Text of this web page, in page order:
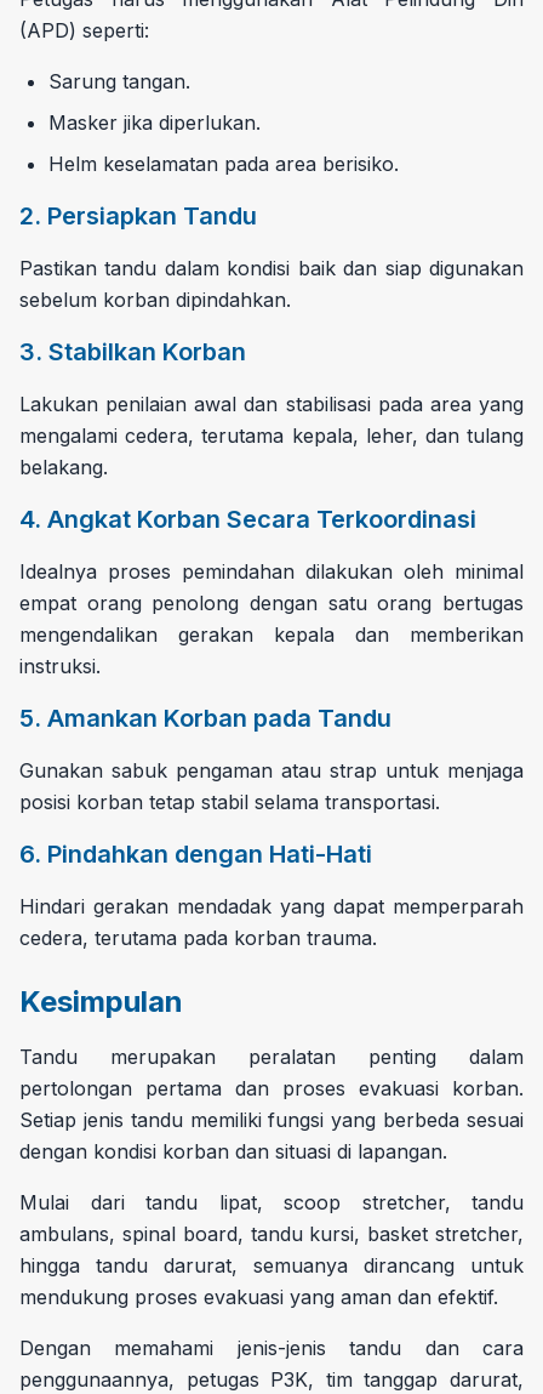
(APD) seperti:
Sarung tangan.
Masker jika diperlukan.
Helm keselamatan pada area berisiko.
2. Persiapkan Tandu
Pastikan tandu dalam kondisi baik dan siap digunakan
sebelum korban dipindahkan.
3. Stabilkan Korban
Lakukan penilaian awal dan stabilisasi pada area yang
mengalami cedera, terutama kepala, leher, dan tulang
belakang.
4. Angkat Korban Secara Terkoordinasi
Idealnya proses pemindahan dilakukan oleh minimal
empat orang penolong dengan satu orang bertugas
mengendalikan gerakan kepala dan memberikan
instruksi.
5. Amankan Korban pada Tandu
Gunakan sabuk pengaman atau strap untuk menjaga
posisi korban tetap stabil selama transportasi.
6. Pindahkan dengan Hati-Hati
Hindari gerakan mendadak yang dapat memperparah
cedera, terutama pada korban trauma.
Kesimpulan
Tandu merupakan peralatan penting dalam
pertolongan pertama dan proses evakuasi korban.
Setiap jenis tandu memiliki fungsi yang berbeda sesuai
dengan kondisi korban dan situasi di lapangan.
Mulai dari tandu lipat, scoop stretcher, tandu
ambulans, spinal board, tandu kursi, basket stretcher,
hingga tandu darurat, semuanya dirancang untuk
mendukung proses evakuasi yang aman dan efektif.
Dengan memahami jenis-jenis tandu dan cara
penggunaannya, petugas P3K, tim tanggap darurat,